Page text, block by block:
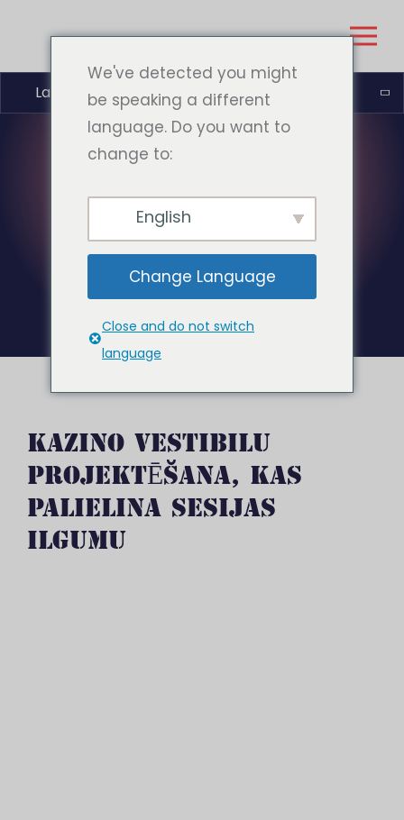
Latviešu valoda
KATEGORIJA:
NEKATEGORIZĒTS
KAZINO VESTIBILU
PROJEKTĒŠANA, KAS
PALIELINA SESIJAS
ILGUMU
We've detected you might
be speaking a different
language. Do you want to
change to:
English
Change Language
Close and do not switch
language